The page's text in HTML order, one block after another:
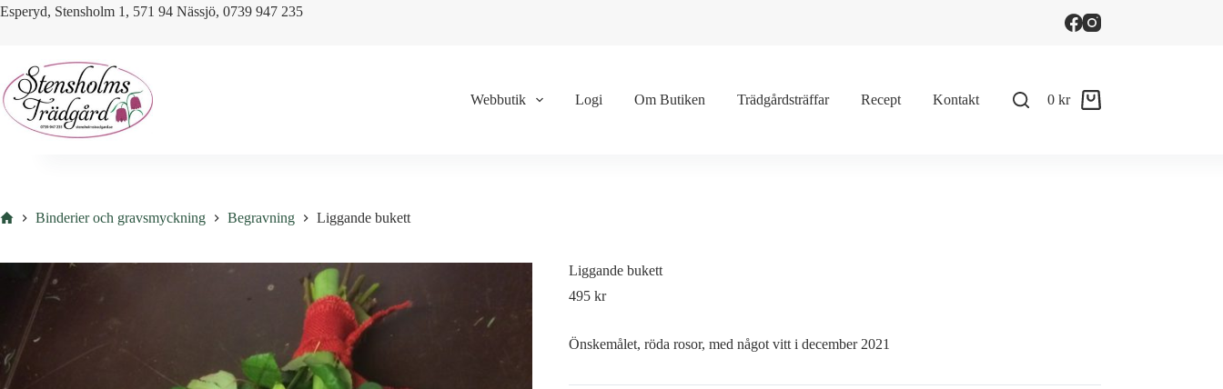
Skip
Esperyd, Stensholm 1, 571 94 Nässjö, 0739 947 235
Webbutik Logi Om Butiken Trädgårdsträffar Recept Kontakt
Shopping
0kr
HemBinderier och gravsmyckning Begravning Liggande bukett
Liggande bukett
495 kr
Önskemålet, röda rosor, med något vitt i december 2021